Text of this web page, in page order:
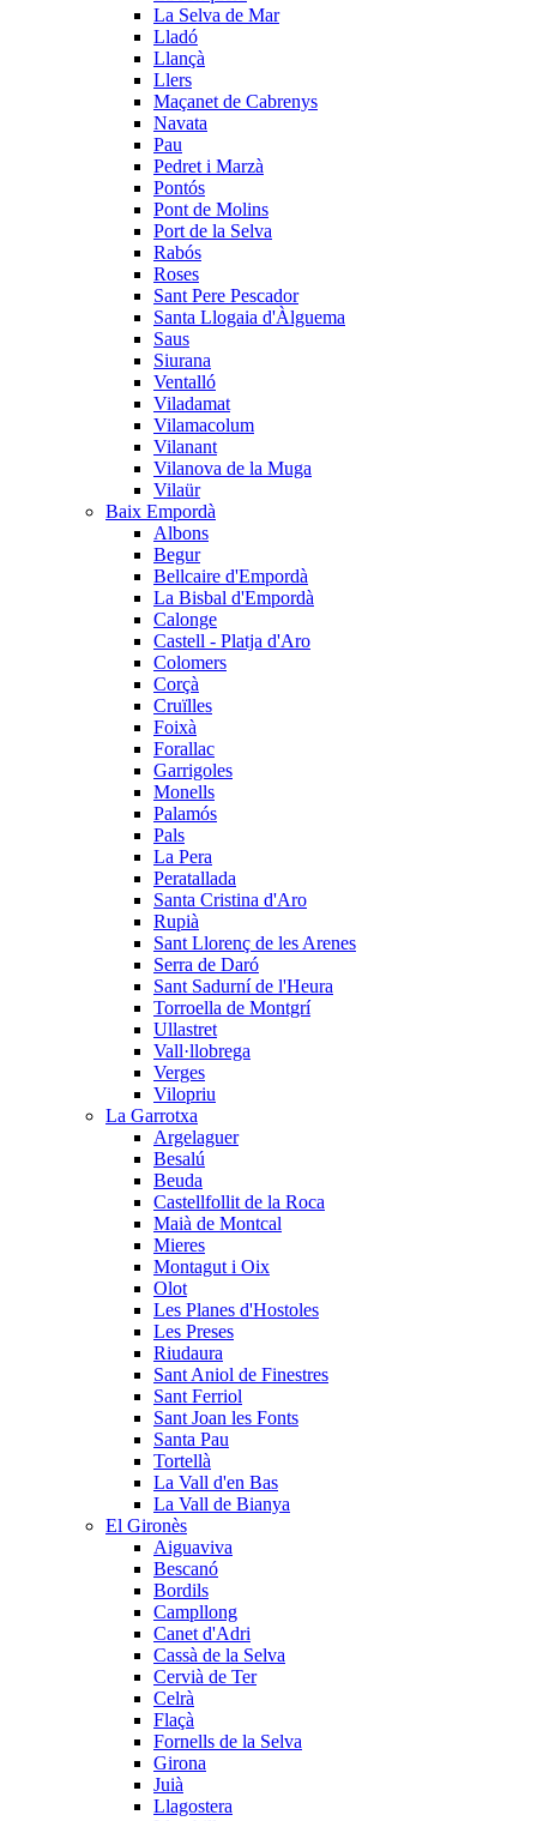
La Selva de Mar
Lladó
Llançà
Llers
Maçanet de Cabrenys
Navata
Pau
Pedret i Marzà
Pontós
Pont de Molins
Port de la Selva
Rabós
Roses
Sant Pere Pescador
Santa Llogaia d'Àlguema
Saus
Siurana
Ventalló
Viladamat
Vilamacolum
Vilanant
Vilanova de la Muga
Vilaür
Baix Empordà
Albons
Begur
Bellcaire d'Empordà
La Bisbal d'Empordà
Calonge
Castell - Platja d'Aro
Colomers
Corçà
Cruïlles
Foixà
Forallac
Garrigoles
Monells
Palamós
Pals
La Pera
Peratallada
Santa Cristina d'Aro
Rupià
Sant Llorenç de les Arenes
Serra de Daró
Sant Sadurní de l'Heura
Torroella de Montgrí
Ullastret
Vall·llobrega
Verges
Vilopriu
La Garrotxa
Argelaguer
Besalú
Beuda
Castellfollit de la Roca
Maià de Montcal
Mieres
Montagut i Oix
Olot
Les Planes d'Hostoles
Les Preses
Riudaura
Sant Aniol de Finestres
Sant Ferriol
Sant Joan les Fonts
Santa Pau
Tortellà
La Vall d'en Bas
La Vall de Bianya
El Gironès
Aiguaviva
Bescanó
Bordils
Campllong
Canet d'Adri
Cassà de la Selva
Cervià de Ter
Celrà
Flaçà
Fornells de la Selva
Girona
Juià
Llagostera